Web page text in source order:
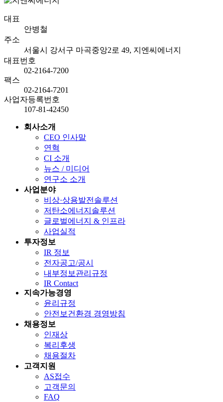
대표
안병철
주소
서울시 강서구 마곡중앙2로 49, 지엔씨에너지
대표번호
02-2164-7200
팩스
02-2164-7201
사업자등록번호
107-81-42450
회사소개
CEO 인사말
연혁
CI 소개
뉴스 / 미디어
연구소 소개
사업분야
비상·상용발전솔루션
저탄소에너지솔루션
글로벌에너지 & 인프라
사업실적
투자정보
IR 정보
전자공고/공시
내부정보관리규정
IR Contact
지속가능경영
윤리규정
안전보건환경 경영방침
채용정보
인재상
복리후생
채용절차
고객지원
AS접수
고객문의
FAQ